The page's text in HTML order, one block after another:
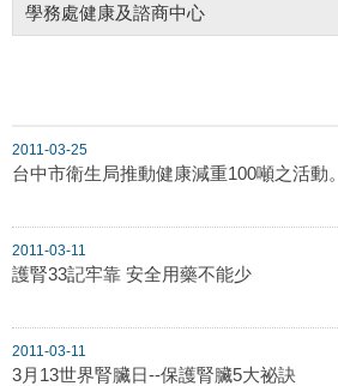
學務處健康及諮商中心
2011-03-25
台中市衛生局推動健康減重100噸之活動。
2011-03-11
護腎33記牢靠 安全用藥不能少
2011-03-11
3月13世界腎臟日--保護腎臟5大祕訣